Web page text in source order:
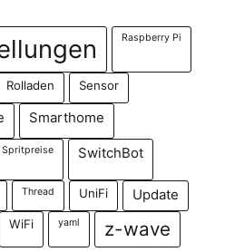
Raspberry Pi
Rolladen Sensor
Smarthome
Spritpreise SwitchBot
Thread UniFi
Update
WiFi yaml z-wave